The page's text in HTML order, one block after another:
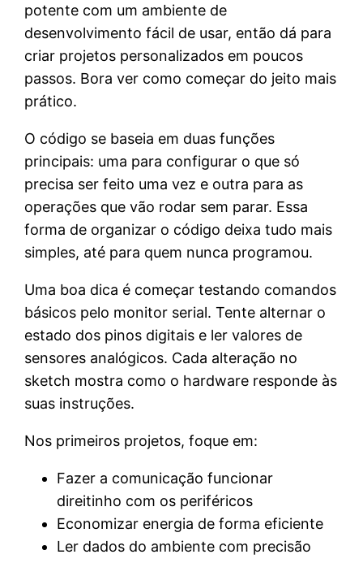
potente com um ambiente de
desenvolvimento fácil de usar, então dá para
criar projetos personalizados em poucos
passos. Bora ver como começar do jeito mais
prático.
O código se baseia em duas funções
principais: uma para configurar o que só
precisa ser feito uma vez e outra para as
operações que vão rodar sem parar. Essa
forma de organizar o código deixa tudo mais
simples, até para quem nunca programou.
Uma boa dica é começar testando comandos
básicos pelo monitor serial. Tente alternar o
estado dos pinos digitais e ler valores de
sensores analógicos. Cada alteração no
sketch mostra como o hardware responde às
suas instruções.
Nos primeiros projetos, foque em:
Fazer a comunicação funcionar
direitinho com os periféricos
Economizar energia de forma eficiente
Ler dados do ambiente com precisão